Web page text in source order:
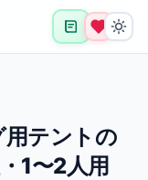
テントの
1〜2人用